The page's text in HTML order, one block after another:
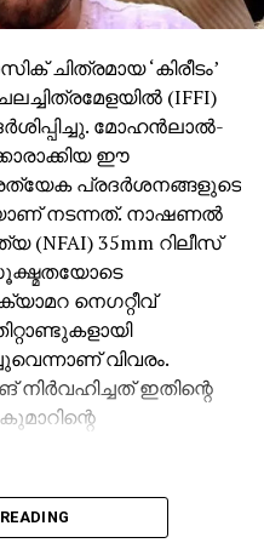
സംഭാഷണം-ഗുരു
സുദർശൻ സത്പുതേ,
അക്ഷയ്
സഞ്ജീവ് റാണെ,
മേക്കപ്പ്
എക്സിക്യൂട്ടീവ്
പൂജ കാലെ,
സിദ്ധാന്ത്
ആശിഷ് ബോയാനെ,
അക്ഷയ്
നരേന്ദ്ര റാസൽ,
സിദ്ധാന്ത് പാട്ടീൽ,
റീ-
ആക്ഷൻ-ബികാഷ്
ചീഫ് അസിസ്റ്റന്റ്
സാനെ,
ചിത്രമായ ‘കിരീടം’
(IFFI)
മോഹന്‍ലാല്‍-
ഈ
പ്രദര്‍ശനങ്ങളുടെ
നടന്നത്. നാഷണല്‍
35mm റിലീസ്
നെഗറ്റീവ്
വിവരം.
നിര്‍വഹിച്ചത് ഇതിന്റെ
മോഹന്‍ലാല്‍ പ്രതികരിച്ചു.